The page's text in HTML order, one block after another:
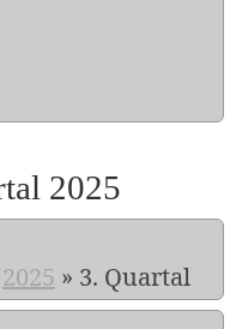
2025
2025 » 3. Quartal